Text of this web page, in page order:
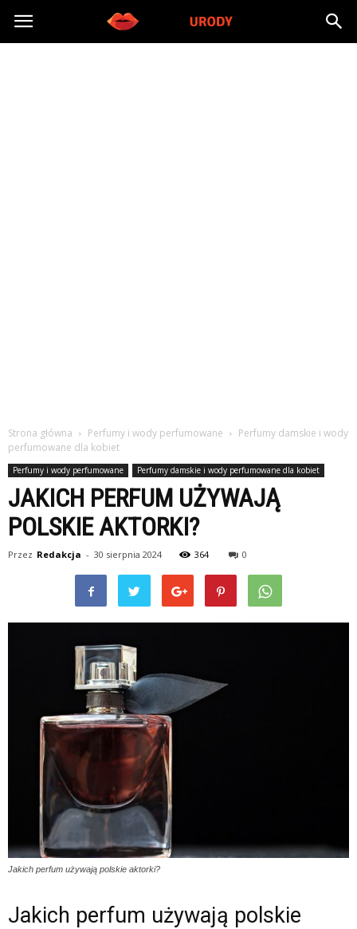
Morzeurody.pl
Strona główna Perfumy i wody perfumowane
Perfumy damskie i wody
perfumowane dla kobiet
Perfumy i wody perfumowane Perfumy damskie i wody perfumowane dla kobiet
JAKICH PERFUM UŻYWAJĄ
POLSKIE AKTORKI?
Przez Redakcja - 30 sierpnia 2024 364 0
Jakich perfum używają polskie aktorki?
Jakich perfum używają polskie